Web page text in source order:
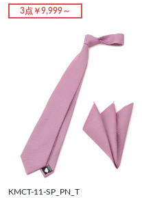
3点￥9,999～
KMCT-11-SP_PN_T